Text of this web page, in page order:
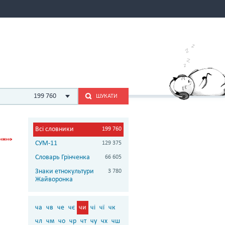
199 760 ШУКАТИ
Всі словники 199 760
СУМ-11 129 375
Словарь Грінченка 66 605
Знаки етнокультури
Жайворонка
3 780
ча чв че чє чи чі чї чк
чл чм чо чр чт чу чх чш